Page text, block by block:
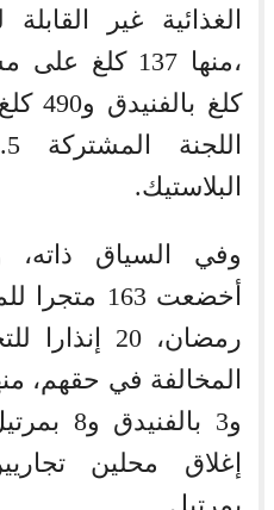
كلغ
البلاستيك.
وفي السياق ذاته،
أخضعت 163
رمضان، 20
و3
إغلاق محلين